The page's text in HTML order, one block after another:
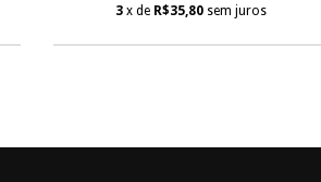
3 x de R$35,80 sem juros